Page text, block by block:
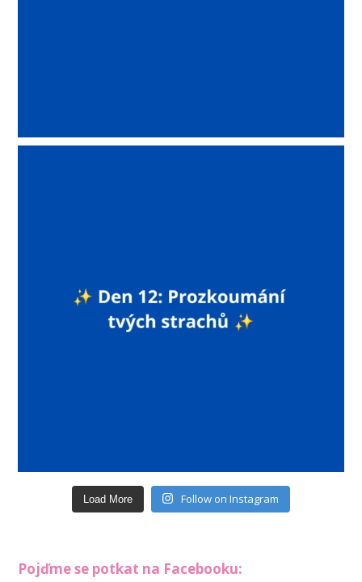
Load More Follow on Instagram
Pojďme se potkat na Facebooku: